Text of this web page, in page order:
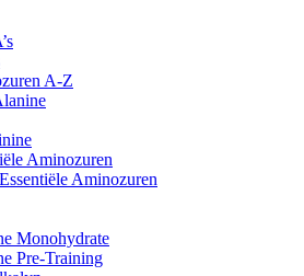
A-Z
Aminozuren
Aminozuren
Monohydrate
Pre-Training